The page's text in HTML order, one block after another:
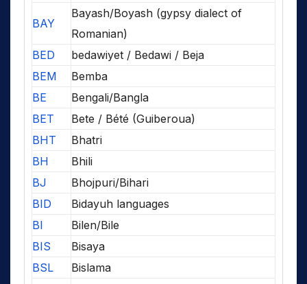
BAY
Bayash/Boyash (gypsy dialect of
Romanian)
BED
bedawiyet / Bedawi / Beja
BEM
Bemba
BE
Bengali/Bangla
BET
Bete / Bété (Guiberoua)
BHT
Bhatri
BH
Bhili
BJ
Bhojpuri/Bihari
BID
Bidayuh languages
BI
Bilen/Bile
BIS
Bisaya
BSL
Bislama